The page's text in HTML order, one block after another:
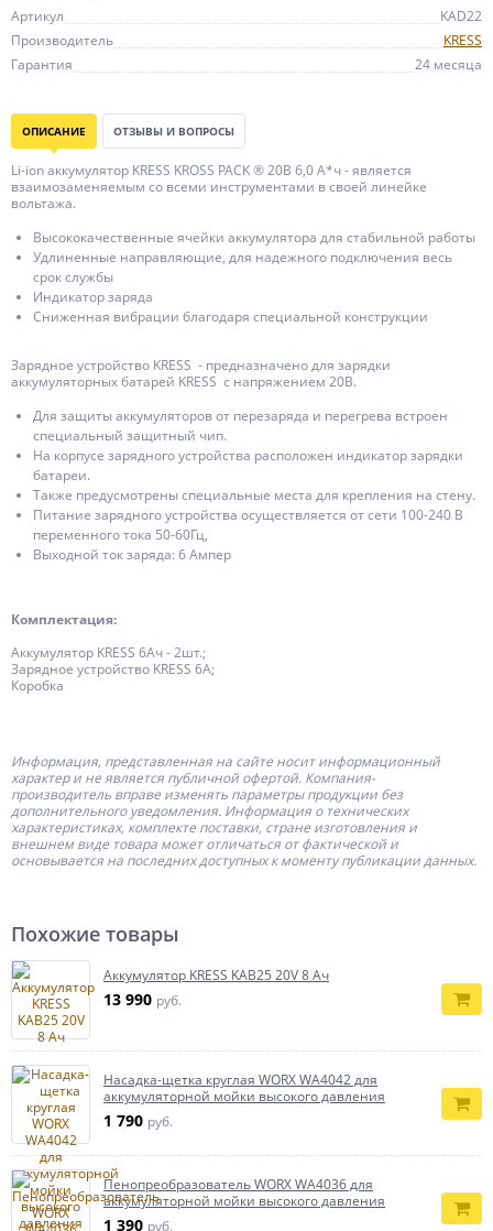
Артикул
KAD22
Производитель
KRESS
Гарантия
24 месяца
ОПИСАНИЕ ОТЗЫВЫ И ВОПРОСЫ
Li-ion аккумулятор KRESS KROSS PACK ® 20В 6,0 А*ч - является
взаимозаменяемым со всеми инструментами в своей линейке
вольтажа.
Высококачественные ячейки аккумулятора для стабильной работы
Удлиненные направляющие, для надежного подключения весь
срок службы
Индикатор заряда
Сниженная вибрации благодаря специальной конструкции
Зарядное устройство KRESS - предназначено для зарядки
аккумуляторных батарей KRESS с напряжением 20В.
Для защиты аккумуляторов от перезаряда и перегрева встроен
специальный защитный чип.
На корпусе зарядного устройства расположен индикатор зарядки
батареи.
Также предусмотрены специальные места для крепления на стену.
Питание зарядного устройства осуществляется от сети 100-240 В
переменного тока 50-60Гц,
Выходной ток заряда: 6 Ампер
Комплектация:
Аккумулятор KRESS 6Ач - 2шт.;
Зарядное устройство KRESS 6А;
Коробка
Информация, представленная на сайте носит информационный
характер и не является публичной офертой. Компания-
производитель вправе изменять параметры продукции без
дополнительного уведомления. Информация о технических
характеристиках, комплекте поставки, стране изготовления и
внешнем виде товара может отличаться от фактической и
основывается на последних доступных к моменту публикации данных.
Похожие товары
Аккумулятор KRESS KAB25 20V 8 Ач
13 990 руб.
Насадка-щетка круглая WORX WA4042 для
аккумуляторной мойки высокого давления
1 790 руб.
Пенопреобразователь WORX WA4036 для
аккумуляторной мойки высокого давления
1 390 руб.